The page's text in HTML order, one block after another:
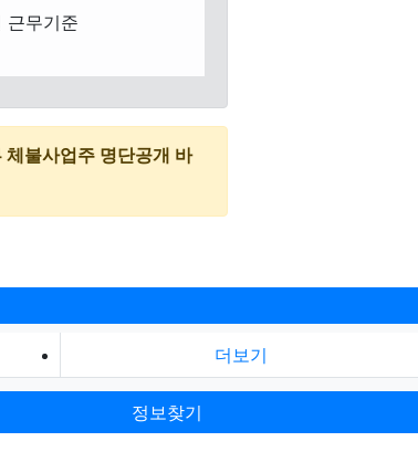
근무기준
불사업주 명단공개 바
더보기
정보찾기